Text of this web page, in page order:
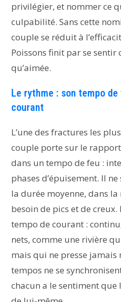
privilégier, et nommer ce
culpabilité. Sans cette
couple se réduit à
Poissons finit par se
qu’aimée.
Le rythme : son tempo
courant
L’une des fractures les
couple porte sur le
dans un tempo de feu :
phases d’épuisement. Il
la durée moyenne, dans
besoin de pics et de creux.
tempo de courant :
nets, comme une rivière
mais qui ne presse jamais
tempos ne se
chacun a le sentiment que